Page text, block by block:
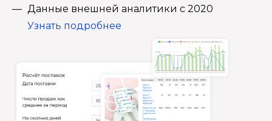
Данные внешней аналитики с 2020
Узнать подробнее